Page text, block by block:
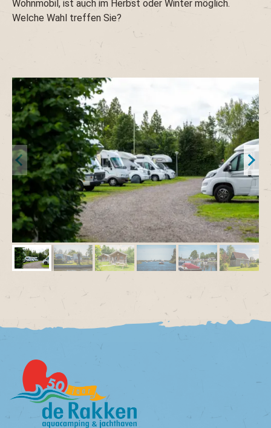
Wohnmobil, ist auch im Herbst oder Winter möglich.
Welche Wahl treffen Sie?